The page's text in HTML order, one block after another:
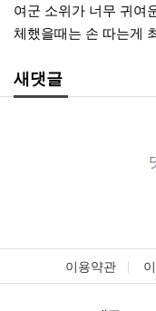
여군 소위가 너무 귀여
체했을때는 손 따는게
새댓글
이용약관